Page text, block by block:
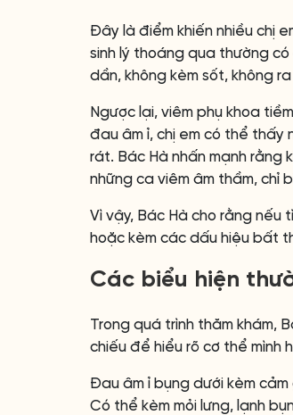
Đây là điểm khiến nhiều chị
sinh lý thoáng qua thường
dần, không kèm sốt, không
Ngược lại, viêm phụ khoa
đau âm ỉ, chị em có thể thấy
rát. Bác Hà nhấn mạnh rằng
những ca viêm âm thầm, chỉ
Vì vậy, Bác Hà cho rằng nếu
hoặc kèm các dấu hiệu bất
Các biểu hiện
Trong quá trình thăm khám,
chiếu để hiểu rõ cơ thể mình
Đau âm ỉ bụng dưới kèm
Có thể kèm mỏi lưng, lạnh